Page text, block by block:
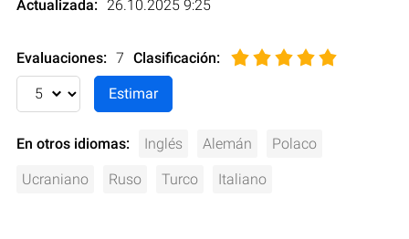
Actualizada: 26.10.2025 9:25
Evaluaciones: 7 Clasificación:
En otros idiomas: Inglés Alemán Polaco
Ucraniano Ruso Turco Italiano